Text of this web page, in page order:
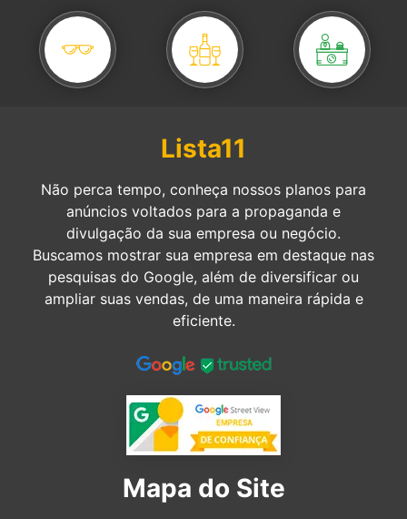
Lista11
Não perca tempo, conheça nossos planos para
anúncios voltados para a propaganda e
divulgação da sua empresa ou negócio.
Buscamos mostrar sua empresa em destaque nas
pesquisas do Google, além de diversificar ou
ampliar suas vendas, de uma maneira rápida e
eficiente.
Mapa do Site